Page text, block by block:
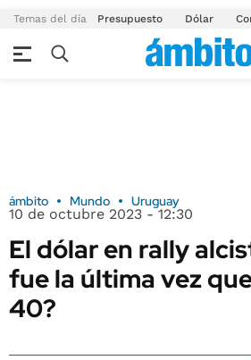
Temas del día Presupuesto Dólar
ámbito Mundo Uruguay
10 de octubre 2023 - 12:30
El dólar en rally
fue la última vez
40?